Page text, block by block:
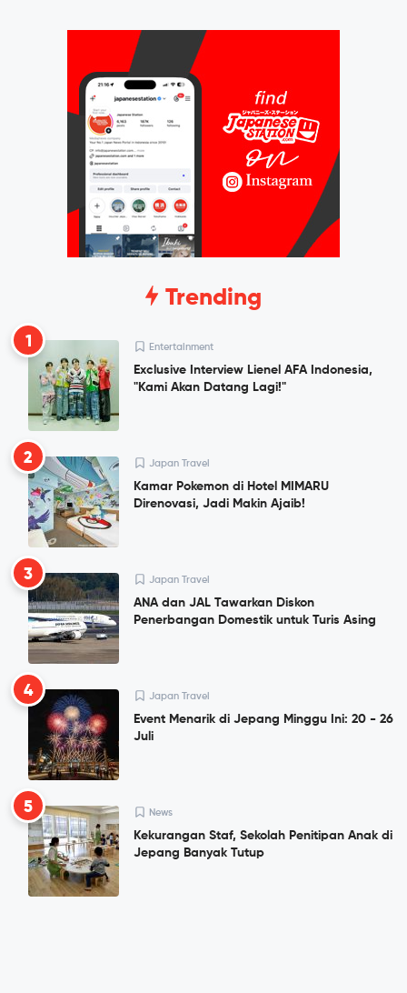
Trending
1 Entertainment
Exclusive Interview Lienel AFA Indonesia,
"Kami Akan Datang Lagi!"
2 Japan Travel
Kamar Pokemon di Hotel MIMARU
Direnovasi, Jadi Makin Ajaib!
3 Japan Travel
ANA dan JAL Tawarkan Diskon
Penerbangan Domestik untuk Turis Asing
4 Japan Travel
Event Menarik di Jepang Minggu Ini: 20 - 26
Juli
5 News
Kekurangan Staf, Sekolah Penitipan Anak di
Jepang Banyak Tutup